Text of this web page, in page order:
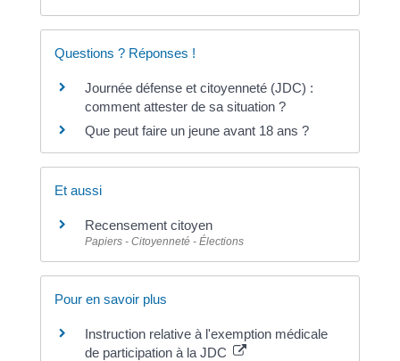
Questions ? Réponses !
Journée défense et citoyenneté (JDC) :
comment attester de sa situation ?
Que peut faire un jeune avant 18 ans ?
Et aussi
Recensement citoyen
Papiers - Citoyenneté - Élections
Pour en savoir plus
Instruction relative à l'exemption médicale
de participation à la JDC